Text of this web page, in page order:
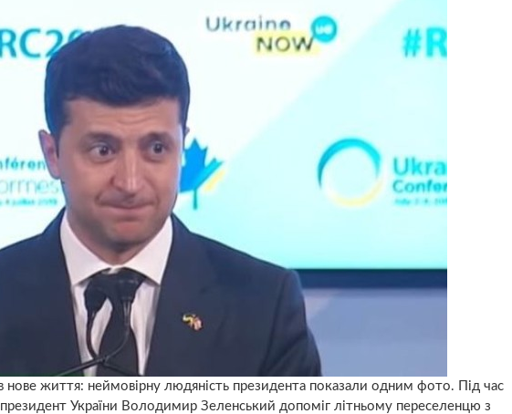
життя: неймовірну людяність президента показали одним фото. Під час
України Володимир Зеленський допоміг літньому переселенцю з